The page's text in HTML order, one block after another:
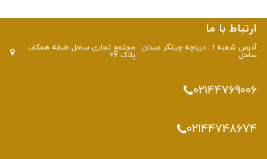
ارتباط با ما
آدرس شعبه 1 : دریاچه چیتگر میدان
ساحل
مجتمع تجاری ساحل طبقه همکف
پلاک 22
02144769006
02144748674